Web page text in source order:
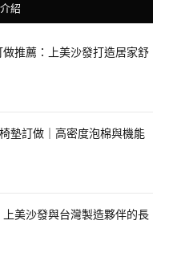
紹
推薦：上美沙發打造居家舒
墊訂做｜高密度泡棉與機能
美沙發與台灣製造夥伴的長